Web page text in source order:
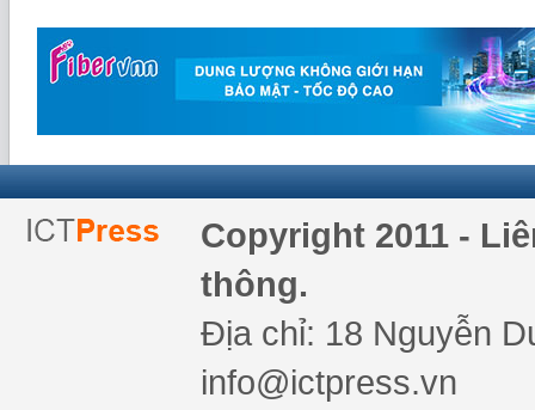
Copyright 2011 -
thông.
Địa chỉ: 18 Nguyễn
info@ictpress.vn